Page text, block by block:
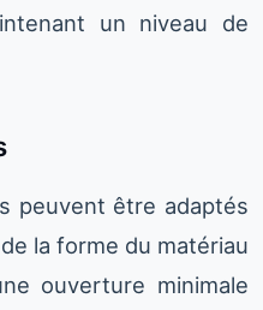
un niveau de
peuvent être adaptés
la forme du matériau
ouverture minimale